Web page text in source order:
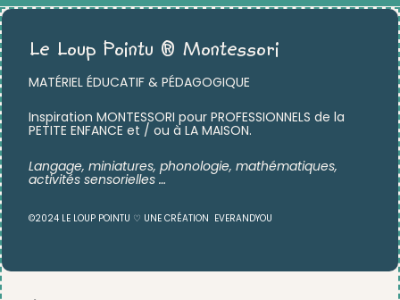
Le Loup Pointu ® Montessori
MATÉRIEL ÉDUCATIF & PÉDAGOGIQUE
Inspiration MONTESSORI pour PROFESSIONNELS de la
PETITE ENFANCE et / ou à LA MAISON.
Langage, miniatures, phonologie, mathématiques,
activités sensorielles …
©2024 LE LOUP POINTU ♡ UNE CRÉATION EVERANDYOU